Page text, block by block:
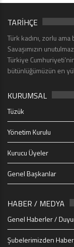
TARİHÇE
Türk kadını, zorlu
Savaşımızın
Türkiye
bütünlüğümüzün en
KURUMSAL
Tüzük
Yönetim Kurulu
Kurucu Üyeler
Genel Başkanlar
HABER / MEDYA
Genel Haberler /
Şubelerimizden